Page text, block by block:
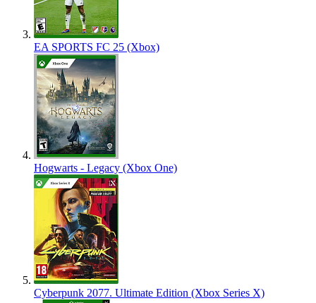
EA SPORTS FC 25 (Xbox)
Hogwarts - Legacy (Xbox One)
Cyberpunk 2077. Ultimate Edition (Xbox Series X)